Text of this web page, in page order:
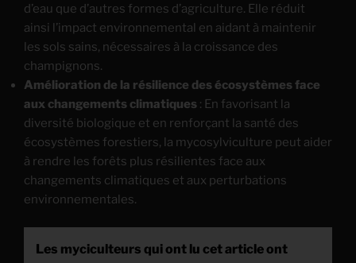
d’eau que d’autres formes d’agriculture. Elle réduit
ainsi l’impact environnemental en aidant à maintenir
les sols sains, nécessaires à la croissance des
champignons.
Amélioration de la résilience des écosystèmes face
aux changements climatiques : En favorisant la
diversité biologique et en renforçant la santé des
écosystèmes forestiers, la mycosylviculture peut aider
à rendre les forêts plus résilientes face aux
changements climatiques et aux perturbations
environnementales.
Les myciculteurs qui ont lu cet article ont